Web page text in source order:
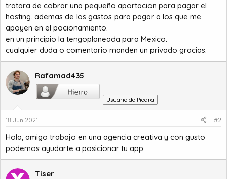
tratara de cobrar una pequeña aportacion para pagar el
hosting. ademas de los gastos para pagar a los que me
apoyen en el pocionamiento.
en un principio la tengoplaneada para Mexico.
cualquier duda o comentario manden un privado gracias.
Rafamad435
Usuario de Piedra
18 Jun 2021 #2
Hola, amigo trabajo en una agencia creativa y con gusto
podemos ayudarte a posicionar tu app.
Tiser